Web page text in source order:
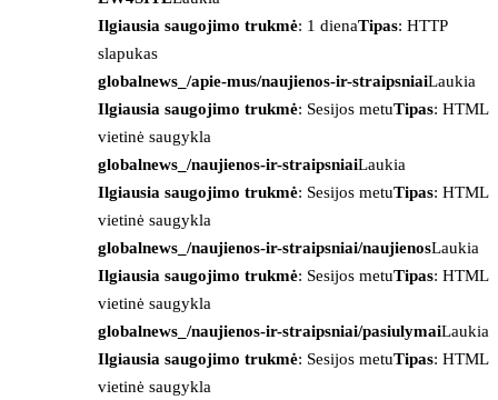
Ilgiausia saugojimo trukmė: 1 dienaTipas: HTTP
slapukas
globalnews_/apie-mus/naujienos-ir-straipsniaiLaukia
Ilgiausia saugojimo trukmė: Sesijos metuTipas: HTML
vietinė saugykla
globalnews_/naujienos-ir-straipsniaiLaukia
Ilgiausia saugojimo trukmė: Sesijos metuTipas: HTML
vietinė saugykla
globalnews_/naujienos-ir-straipsniai/naujienosLaukia
Ilgiausia saugojimo trukmė: Sesijos metuTipas: HTML
vietinė saugykla
globalnews_/naujienos-ir-straipsniai/pasiulymaiLaukia
Ilgiausia saugojimo trukmė: Sesijos metuTipas: HTML
vietinė saugykla